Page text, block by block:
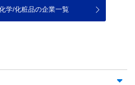
学/化粧品の企業一覧